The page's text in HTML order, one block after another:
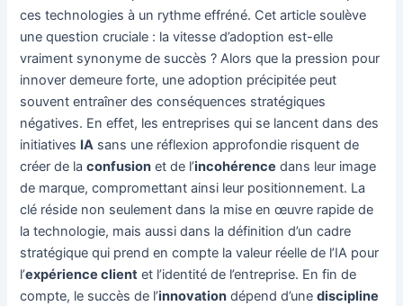
ces technologies à un rythme effréné. Cet article soulève
une question cruciale : la vitesse d’adoption est-elle
vraiment synonyme de succès ? Alors que la pression pour
innover demeure forte, une adoption précipitée peut
souvent entraîner des conséquences stratégiques
négatives. En effet, les entreprises qui se lancent dans des
initiatives IA sans une réflexion approfondie risquent de
créer de laconfusion et de l’incohérence dans leur image
de marque, compromettant ainsi leur positionnement. La
clé réside non seulement dans la mise en œuvre rapide de
la technologie, mais aussi dans la définition d’un cadre
stratégique qui prend en compte la valeur réelle de l’IA pour
l’expérience client et l’identité de l’entreprise. En fin de
compte, le succès de l’innovation dépend d’unediscipline